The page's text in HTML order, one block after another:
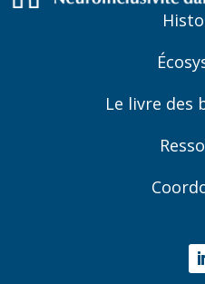
Le livre des